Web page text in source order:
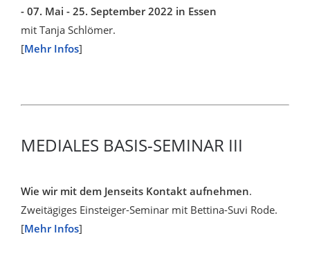
- 07. Mai - 25. September 2022 in Essen
mit Tanja Schlömer.
[Mehr Infos]
MEDIALES BASIS-SEMINAR III
Wie wir mit dem Jenseits Kontakt aufnehmen.
Zweitägiges Einsteiger-Seminar mit Bettina-Suvi Rode.
[Mehr Infos]